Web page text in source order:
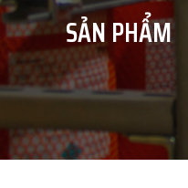
SẢN PHẨM